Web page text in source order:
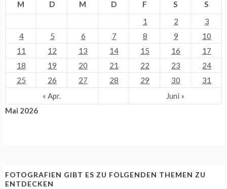
Mai 2026
M D M D F S
S
1
2
3
4
5 6 7 8 9
10
11
12 13 14 15 16
17
18
19 20 21 22 23
24
25
26 27 28 29 30
31
« Apr.
Juni »
FOTOGRAFIEN GIBT ES ZU FOLGENDEN THEMEN ZU
ENTDECKEN